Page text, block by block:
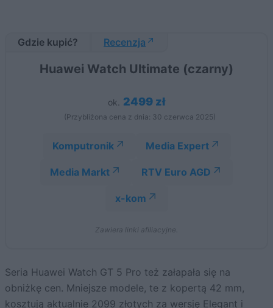
Gdzie kupić? Recenzja
Huawei Watch Ultimate (czarny)
ok. 2499 zł
(Przybliżona cena z dnia: 30 czerwca 2025)
Komputronik Media Expert
Media Markt RTV Euro AGD
x-kom
Zawiera linki afiliacyjne.
Seria Huawei Watch GT 5 Pro też załapała się na
obniżkę cen. Mniejsze modele, te z kopertą 42 mm,
kosztują aktualnie 2099 złotych za wersję Elegant i